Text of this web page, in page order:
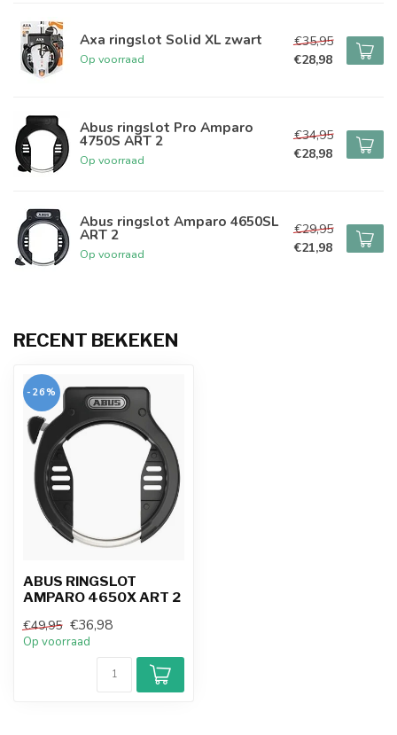
Axa ringslot Solid XL zwart
Op voorraad
€35,95
€28,98
Abus ringslot Pro Amparo
4750S ART 2
Op voorraad
€34,95
€28,98
Abus ringslot Amparo 4650SL
ART 2
Op voorraad
€29,95
€21,98
RECENT BEKEKEN
-26%
ABUS RINGSLOT
AMPARO 4650X ART 2
€49,95 €36,98
Op voorraad